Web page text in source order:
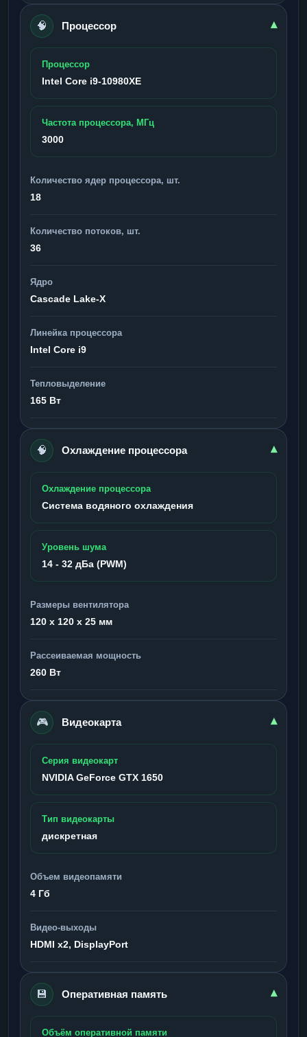
🧠 Процессор ▾
Процессор
Intel Core i9-10980XE
Частота процессора, МГц
3000
Количество ядер процессора, шт.
18
Количество потоков, шт.
36
Ядро
Cascade Lake-X
Линейка процессора
Intel Core i9
Тепловыделение
165 Вт
🧠 Охлаждение процессора ▾
Охлаждение процессора
Система водяного охлаждения
Уровень шума
14 - 32 дБа (PWM)
Размеры вентилятора
120 x 120 x 25 мм
Рассеиваемая мощность
260 Вт
🎮 Видеокарта ▾
Серия видеокарт
NVIDIA GeForce GTX 1650
Тип видеокарты
дискретная
Объем видеопамяти
4 Гб
Видео-выходы
HDMI x2, DisplayPort
💾 Оперативная память ▾
Объём оперативной памяти